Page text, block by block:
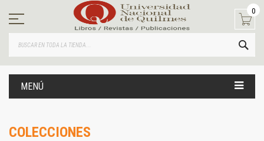
contenido
0
MENÚ
COLECCIONES